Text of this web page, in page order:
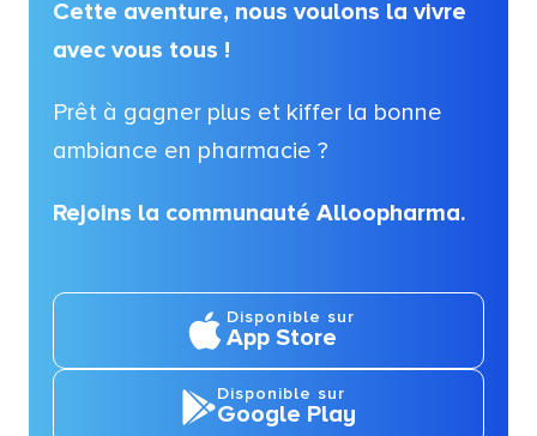
Cette aventure, nous voulons la vivre
avec vous tous !
Prêt à gagner plus et kiffer la bonne
ambiance en pharmacie ?
Rejoins la communauté Alloopharma.
Disponible sur
App Store
Disponible sur
Google Play